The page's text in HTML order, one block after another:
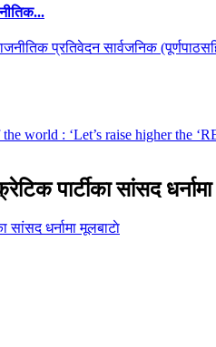
पार्टीका सांसद धर्नामा
मूलबाटाे